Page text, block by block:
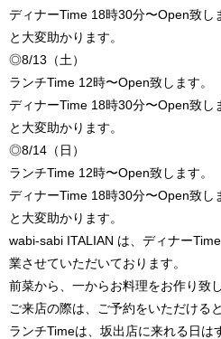
ディナーTime 18時30分〜Open致し
と大変助かります。
◎8/13（土）
ランチTime 12時〜Open致します。
ディナーTime 18時30分〜Open致し
と大変助かります。
◎8/14（日）
ランチTime 12時〜Open致します。
ディナーTime 18時30分〜Open致し
と大変助かります。
wabi-sabi ITALIAN は、ディナー
業させていただいております。
前菜から、一からお料理をお作り致
ご来店の際は、ご予約をいただける
ランチTimeは、坂出店に来れる日は